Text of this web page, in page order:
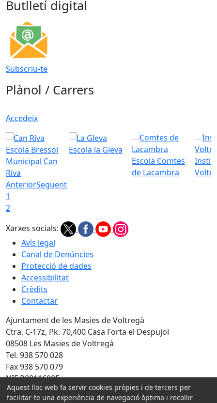
Butlletí digital
Subscriu-te
Plànol / Carrers
Accedeix
Escola Bressol
Municipal Can
Riva
Escola la Gleva
Escola Comtes
de Lacambra
AnteriorSegüent
1
2
Xarxes socials:
Avís legal
Canal de Denúncies
Protecció de dades
Accessibilitat
Crèdits
Contactar
Ajuntament de les Masies de Voltregà
Ctra. C-17z, Pk. 70,400 Casa Forta el Despujol
08508 Les Masies de Voltregà
Tel. 938 570 028
Fax 938 570 079
NIF P0811600F
Amb la col·laboració de:
Aquest lloc web fa servir cookies pròpies i de tercers per
facilitar-te una experiència de navegació òptima i recollir